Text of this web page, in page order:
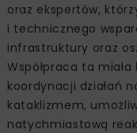
oraz ekspertów,
i technicznego
infrastruktury oraz
Współpraca ta
koordynacji działań
kataklizmem,
natychmiastową